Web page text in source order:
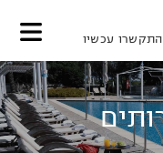
התקשרו עכשיו